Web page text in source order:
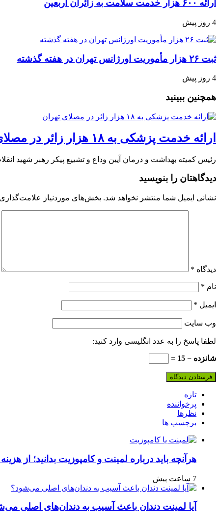
ارائه ۶۰۰ هزار خدمت سلامت به زائران اربعین
4 روز پیش
ثبت ۲۶ هزار مأموریت اورژانس تهران در هفته گذشته
4 روز پیش
همچنین ببینید
ارائه خدمت پزشکی به ۱۸ هزار زائر در مصلای تهران
رئیس کمیته بهداشت و درمان آیین وداع و تشییع پیکر رهبر شهید انقلاب، از ارائه خدمات تخصصی به ۱۸ هزار زائر طی
دیدگاهتان را بنویسید
نشانی ایمیل شما منتشر نخواهد شد. بخش‌های موردنیاز
دیدگاه *
نام *
ایمیل *
وب‌ سایت
لطفا پاسخ را به عدد انگلیسی وارد کنید:
شانزده − 15 =
تازه
پرخواننده
نظرها
برچسب ها
هرآنچه باید درباره لمینت و کامپوزیت بدانید؛ از
7 ساعت پیش
آیا لمینت دندان باعث آسیب به دندان‌های اصلی